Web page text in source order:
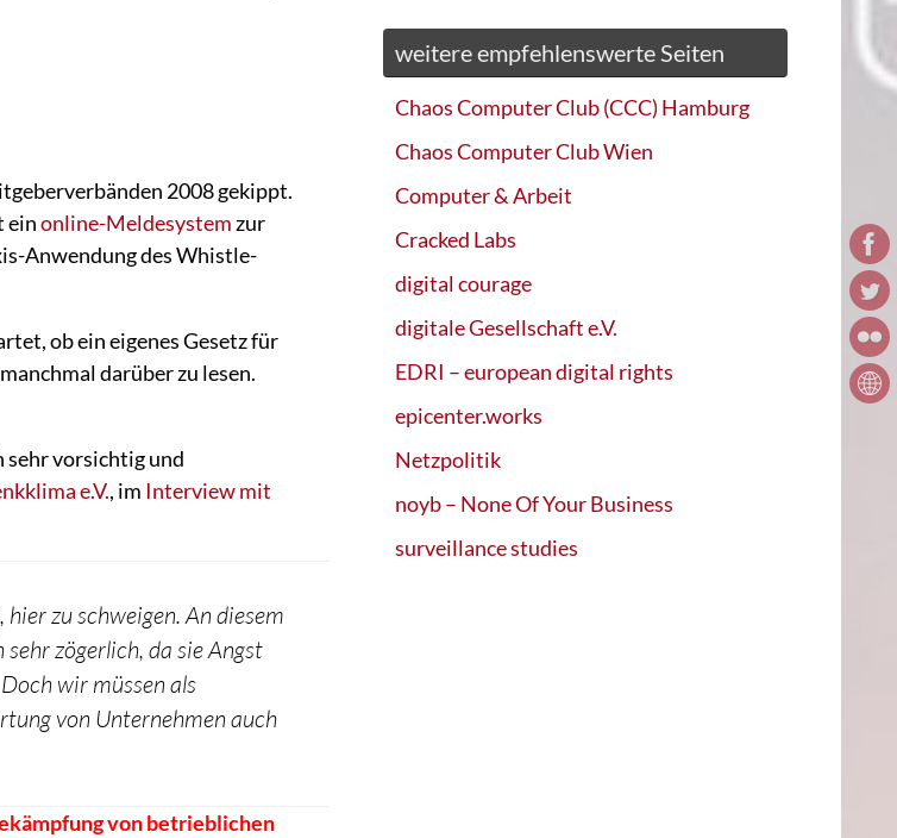
2008 gekippt.
einonline-Meldesystemzur
Anwendung des Whistle-
ob ein eigenes Gesetz für
darüber zu lesen.
vorsichtig und
e.V., im Interview mit
zu schweigen. An diesem
zögerlich, da sie Angst
wir müssen als
von Unternehmen auch
von betrieblichen
weitere empfehlenswerte Seiten
Chaos Computer Club (CCC) Hamburg
Chaos Computer Club Wien
Computer & Arbeit
Cracked Labs
digital courage
digitale Gesellschaft e.V.
EDRI – european digital rights
epicenter.works
Netzpolitik
noyb – None Of Your Business
surveillance studies